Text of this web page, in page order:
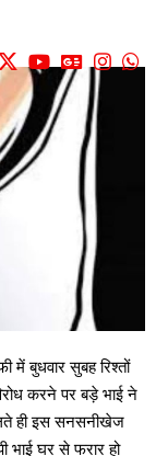
में बुधवार सुबह रिश्तों
करने पर बड़े भाई ने
ही इस सनसनीखेज
भाई घर से फरार हो